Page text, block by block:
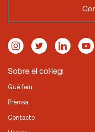
Sobre el col·legi
Què fem
Premsa
Contacte